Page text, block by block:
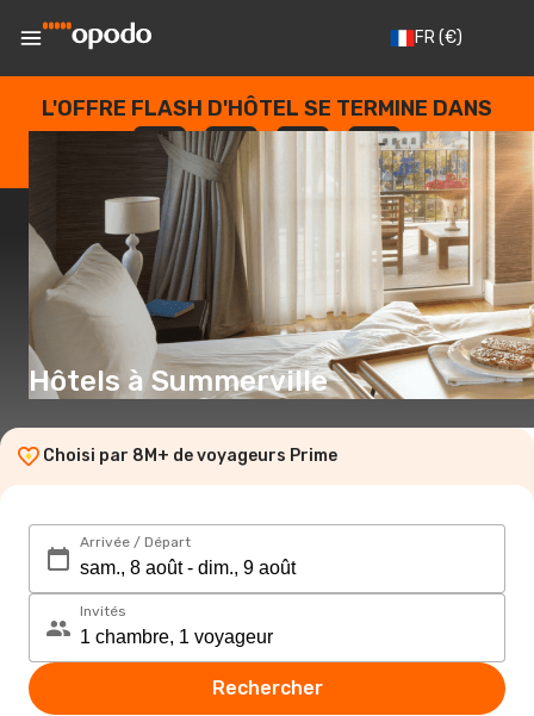
FR(€)
L'OFFRE FLASH D'HÔTEL SE TERMINE DANS
--
JOURS
: --
HEURES
: --
SECONDES
Hôtels à Summerville
Choisi par 8M+ de voyageurs Prime
Arrivée / Départ
Invités
Rechercher